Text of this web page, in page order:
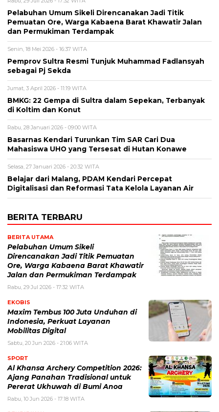
Pelabuhan Umum Sikeli Direncanakan Jadi Titik
Pemuatan Ore, Warga Kabaena Barat Khawatir Jalan
dan Permukiman Terdampak
Senin, 18 Mei 2026 - 16:37 WITA
Pemprov Sultra Resmi Tunjuk Muhammad Fadlansyah
sebagai Pj Sekda
Jumat, 3 April 2026 - 11:19 WITA
BMKG: 22 Gempa di Sultra dalam Sepekan, Terbanyak
di Koltim dan Konut
Rabu, 28 Januari 2026 - 09:00 WITA
Basarnas Kendari Turunkan Tim SAR Cari Dua
Mahasiswa UHO yang Tersesat di Hutan Konawe
Selasa, 27 Januari 2026 - 20:32 WITA
Belajar dari Malang, PDAM Kendari Percepat
Digitalisasi dan Reformasi Tata Kelola Layanan Air
BERITA TERBARU
BERITA UTAMA
Pelabuhan Umum Sikeli
Direncanakan Jadi Titik Pemuatan
Ore, Warga Kabaena Barat Khawatir
Jalan dan Permukiman Terdampak
Rabu, 29 Jul 2026 - 17:32 WITA
EKOBIS
Maxim Tembus 100 Juta Unduhan di
Indonesia, Perkuat Layanan
Mobilitas Digital
Sabtu, 20 Jun 2026 - 21:06 WITA
SPORT
Al Khansa Archery Competition 2026:
Ajang Panahan Tradisional untuk
Pererat Ukhuwah di Bumi Anoa
Rabu, 10 Jun 2026 - 17:18 WITA